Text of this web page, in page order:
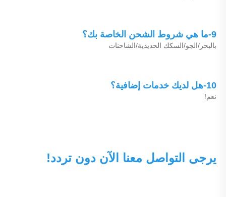
9-ما هي شروط الشحن الخاصة بك؟
بالبحر/الجو/السكك الحديدية/الشاحنات
10-هل لديك خدمات إضافية؟
نعم!
يرجى التواصل معنا الآن دون تردد!